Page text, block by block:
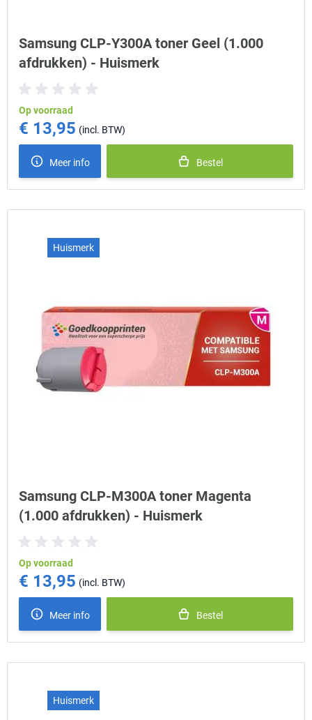
Samsung CLP-Y300A toner Geel (1.000
afdrukken) - Huismerk
Op voorraad
€ 13,95
Meer info Bestel
Huismerk
Samsung CLP-M300A toner Magenta
(1.000 afdrukken) - Huismerk
Op voorraad
€ 13,95
Meer info Bestel
Huismerk